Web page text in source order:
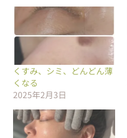
くすみ、シミ、どんどん薄
くなる
2025年2月3日